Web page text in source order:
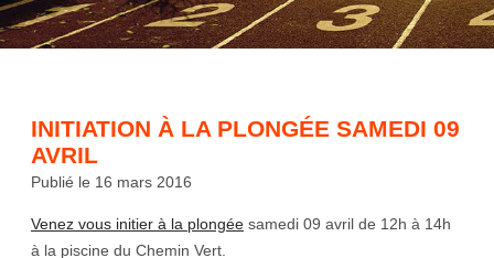
INITIATION À LA PLONGÉE SAMEDI 09
AVRIL
Publié le 16 mars 2016
Venez vous initier à la plongée samedi 09 avril de 12h à 14h
à la piscine du Chemin Vert.